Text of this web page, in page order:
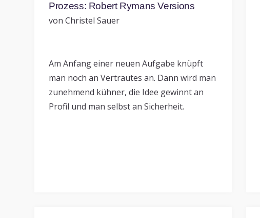
Prozess: Robert Rymans Versions
von Christel Sauer
Am Anfang einer neuen Aufgabe knüpft
man noch an Vertrautes an. Dann wird man
zunehmend kühner, die Idee gewinnt an
Profil und man selbst an Sicherheit.